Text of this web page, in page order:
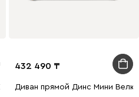
432 490
Диван прямой Динс Мини